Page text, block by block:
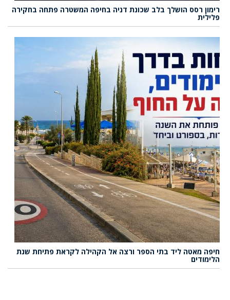
רימון רסס הושלך בלב שכונת דניה בחיפה המשטרה פתחה בחקירה
פלילית
חיפה מאטה ליד בתי הספר ורצה אל הקהילה לקראת פתיחת שנת
הלימודים